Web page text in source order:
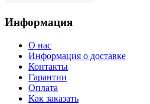
Информация
О нас
Информация о доставке
Контакты
Гарантии
Оплата
Как заказать